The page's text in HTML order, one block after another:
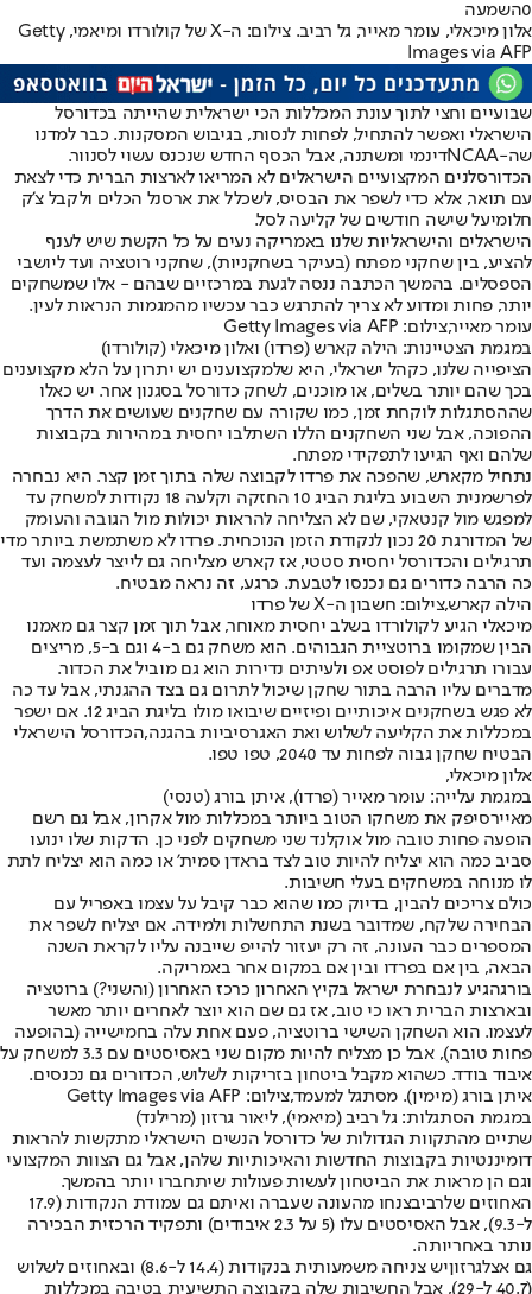
0השמעה
אלון מיכאלי, עומר מאייר, גל רביב. צילום: ה-X של קולורדו ומיאמי, Getty
Images via AFP
שבועיים וחצי לתוך עונת המכללות הכי ישראלית שהייתה בכדורסל
הישראלי ואפשר להתחיל, לפחות לנסות, בגיבוש המסקנות. כבר למדנו
שה-NCAAדינמי ומשתנה, אבל הכסף החדש שנכנס עשוי לסנוור.
הכדורסלנים המקצועיים הישראלים לא המריאו לארצות הברית כדי לצאת
עם תואר, אלא כדי לשפר את הבסיס, לשכלל את ארסנל הכלים ולקבל צ'ק
חלומיעל שישה חודשים של קליעה לסל.
הישראלים והישראליות שלנו באמריקה נעים על כל הקשת שיש לענף
להציע, בין שחקני מפתח (בעיקר בשחקניות), שחקני רוטציה ועד ליושבי
הספסלים. בהמשך הכתבה ננסה לגעת במרכזיים שבהם - אלו שמשחקים
יותר, פחות ומדוע לא צריך להתרגש כבר עכשיו מהמגמות הנראות לעין.
עומר מאייר,צילום: Getty Images via AFP
במגמת הצטיינות: הילה קארש (פרדו) ואלון מיכאלי (קולורדו)
הציפייה שלנו, כקהל ישראלי, היא שלמקצוענים יש יתרון על הלא מקצוענים
בכך שהם יותר בשלים, או מוכנים, לשחק כדורסל בסגנון אחר. יש כאלו
שההסתגלות לוקחת זמן, כמו שקורה עם שחקנים שעושים את הדרך
ההפוכה, אבל שני השחקנים הללו השתלבו יחסית במהירות בקבוצות
שלהם ואף הגיעו לתפקידי מפתח.
נתחיל מקארש, שהפכה את פרדו לקבוצה שלה בתוך זמן קצר. היא נבחרה
לפרשמנית השבוע בליגת הביג 10 החזקה וקלעה 18 נקודות למשחק עד
למפגש מול קנטאקי, שם לא הצליחה להראות יכולות מול הגובה והעומק
של המדורגת 20 נכון לנקודת הזמן הנוכחית. פרדו לא משתמשת ביותר מדי
תרגילים והכדורסל יחסית סטטי, אז קארש מצליחה גם לייצר לעצמה ועד
כה הרבה כדורים גם נכנסו לטבעת. כרגע, זה נראה מבטיח.
הילה קארש,צילום: חשבון ה-X של פרדו
מיכאלי הגיע לקולורדו בשלב יחסית מאוחר, אבל תוך זמן קצר גם מאמנו
הבין שמקומו ברוטציית הגבוהים. הוא משחק גם ב-4 וגם ב-5, מריצים
עבורו תרגילים לפוסט אפ ולעיתים נדירות הוא גם מוביל את הכדור.
מדברים עליו הרבה בתור שחקן שיכול לתרום גם בצד ההגנתי, אבל עד כה
לא פגש בשחקנים איכותיים ופיזיים שיבואו מולו בליגת הביג 12. אם ישפר
במכללות את הקליעה לשלוש ואת האגרסיביות בהגנה,הכדורסל הישראלי
הבטיח שחקן גבוה לפחות עד 2040
, טפו טפו.
אלון מיכאלי,
במגמת עלייה: עומר מאייר (פרדו), איתן בורג (טנסי)
מאיירסיפק את משחקו הטוב ביותר במכללות מול אקרון, אבל גם רשם
הופעה פחות טובה מול אוקלנד שני משחקים לפני כן. הדקות שלו ינועו
סביב כמה הוא יצליח להיות טוב לצד בראדן סמית' או כמה הוא יצליח לתת
לו מנוחה במשחקים בעלי חשיבות.
כולם צריכים להבין, בדיוק כמו שהוא כבר קיבל על עצמו באפריל עם
הבחירה שלקח, שמדובר בשנת התחשלות ולמידה. אם יצליח לשפר את
המספרים כבר העונה, זה רק יעזור להייפ שייבנה עליו לקראת השנה
הבאה, בין אם בפרדו ובין אם במקום אחר באמריקה.
בורגהגיע לנבחרת ישראל בקיץ האחרון כרכז האחרון (והשני?) ברוטציה
ובארצות הברית ראו כי טוב, אז גם שם הוא יוצר לאחרים יותר מאשר
לעצמו. הוא השחקן השישי ברוטציה, פעם אחת עלה בחמישייה (בהופעה
פחות טובה), אבל כן מצליח להיות מקום שני באסיסטים עם 3.3 למשחק על
איבוד בודד. כשהוא מקבל ביטחון בזריקות לשלוש, הכדורים גם נכנסים.
איתן בורג (מימין). מסתגל למעמד,צילום: Getty Images via AFP
במגמת הסתגלות: גל רביב (מיאמי), ליאור גרזון (מרילנד)
שתיים מהתקוות הגדולות של כדורסל הנשים הישראלי מתקשות להראות
דומיננטיות בקבוצות החדשות והאיכותיות שלהן, אבל גם הצוות המקצועי
וגם הן מראות את הביטחון לעשות פעולות שיתחברו יותר בהמשך.
האחוזים שלרביב
צנחו מהעונה שעברה ואיתם גם עמודת הנקודות (17.9
ל-9.3), אבל האסיסטים עלו (5 על 2.3 איבודים) ותפקיד הרכזית הבכירה
נותר באחריותה.
גם אצלגרזון
יש צניחה משמעותית בנקודות (14.4 ל-8.6) ובאחוזים לשלוש
(40.7 ל-29), אבל החשיבות שלה בקבוצה התשיעית בטיבה במכללות